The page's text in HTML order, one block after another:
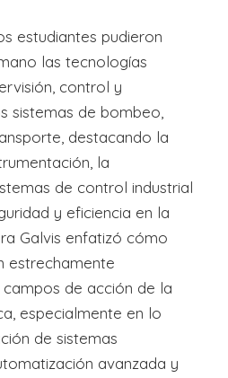
estudiantes pudieron
las tecnologías
control y
sistemas de bombeo,
destacando la
la
de control industrial
y eficiencia en la
Galvis enfatizó cómo
estrechamente
de acción de la
especialmente en lo
de sistemas
avanzada y